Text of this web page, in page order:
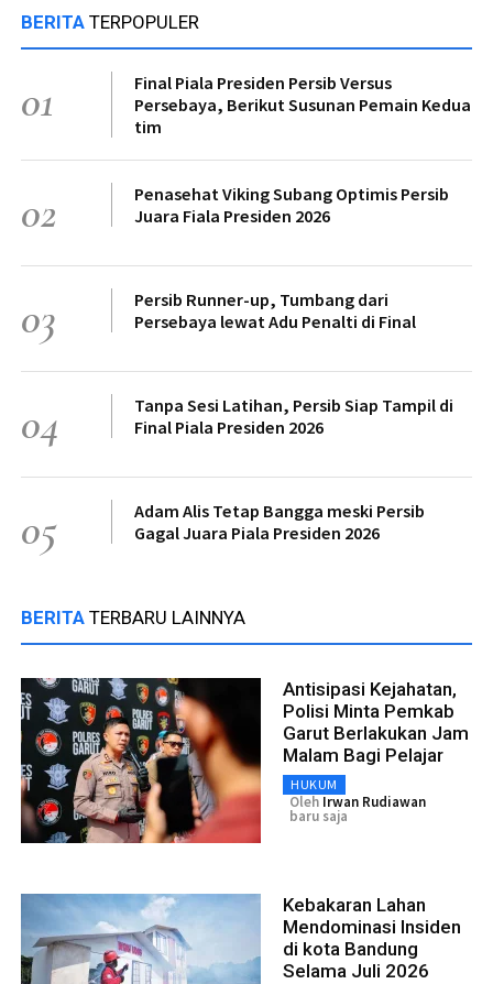
BERITA TERPOPULER
01
Final Piala Presiden Persib Versus
Persebaya, Berikut Susunan Pemain Kedua
tim
02
Penasehat Viking Subang Optimis Persib
Juara Fiala Presiden 2026
03
Persib Runner-up, Tumbang dari
Persebaya lewat Adu Penalti di Final
04
Tanpa Sesi Latihan, Persib Siap Tampil di
Final Piala Presiden 2026
05
Adam Alis Tetap Bangga meski Persib
Gagal Juara Piala Presiden 2026
BERITA TERBARU LAINNYA
Antisipasi Kejahatan,
Polisi Minta Pemkab
Garut Berlakukan Jam
Malam Bagi Pelajar
HUKUM
Oleh Irwan Rudiawan
baru saja
Kebakaran Lahan
Mendominasi Insiden
di kota Bandung
Selama Juli 2026